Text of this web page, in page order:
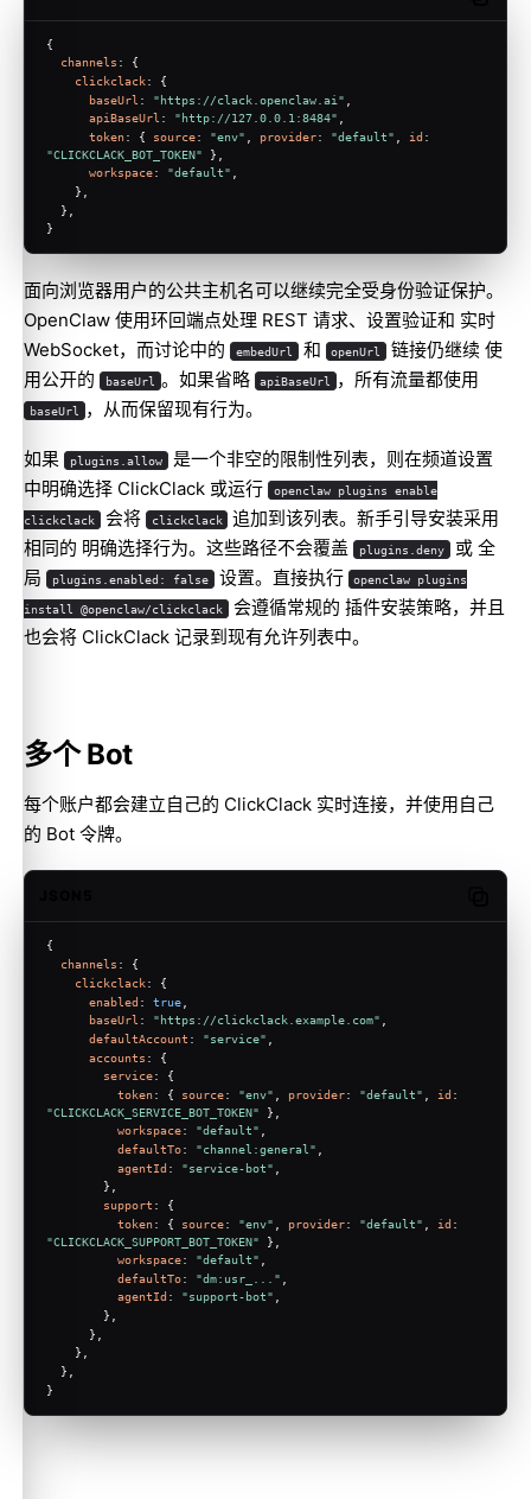
{
channels : {
clickclack: {
baseUrl : "https://clack.openclaw.ai"
apiBaseUrl : "http://127.0.0.1:8484" ,
token: { source: "env" provider: "default" id
"CLICKCLACK_BOT_TOKEN" },
workspace: "default"
    },
  },
}
面向浏览器用户的公共主机名可以继续完全受身份验证保护。
OpenClaw 使用环回端点处理 REST 请求、设置验证和 实时
WebSocket，而讨论中的
embedUrl 和 openUrl
链接仍继续 使
用公开的
baseUrl 。如果省略 apiBaseUrl ，所有流量都使用
baseUrl ，从而保留现有行为。
如果 plugins.allow 是一个非空的限制性列表，则在频道设置
中明确选择 ClickClack 或运行
openclaw plugins enable
clickclack 会将 clickclack
追加到该列表。新手引导安装采用
相同的 明确选择行为。这些路径不会覆盖
plugins.deny 或 全
局
plugins.enabled: false 设置。直接执行 openclaw plugins
install @openclaw/clickclack 会遵循常规的 插件安装策略，并且
也会将 ClickClack 记录到现有允许列表中。
多个 Bot
每个账户都会建立自己的 ClickClack 实时连接，并使用自己
的 Bot 令牌。
{
channels : {
clickclack: {
enabled : true
baseUrl : "https://clickclack.example.com"
defaultAccount : "service"
accounts : {
service: {
token: { source: "env" provider: "default" id
"CLICKCLACK_SERVICE_BOT_TOKEN" },
workspace: "default"
defaultTo: "channel:general"
agentId : "service-bot"
        },
support : {
token: { source: "env" provider: "default" id
"CLICKCLACK_SUPPORT_BOT_TOKEN" },
workspace: "default"
defaultTo: "dm:usr_..."
agentId : "support-bot"
        },
      },
    },
  },
}